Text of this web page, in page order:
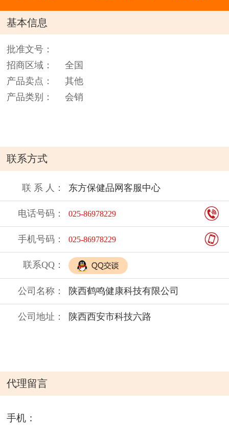
基本信息
批准文号：
招商区域：
全国
产品卖点：
其他
产品类别：
会销
联系方式
联 系 人： 东方保健品网客服中心
电话号码： 025-86978229
手机号码： 025-86978229
联系QQ：
公司名称： 陕西鹤鸣健康科技有限公司
公司地址： 陕西西安市科技六路
代理留言
手机：